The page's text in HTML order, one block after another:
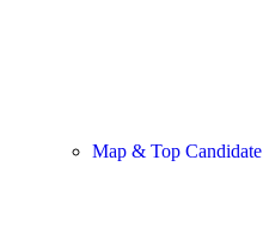
Map & Top Candidate